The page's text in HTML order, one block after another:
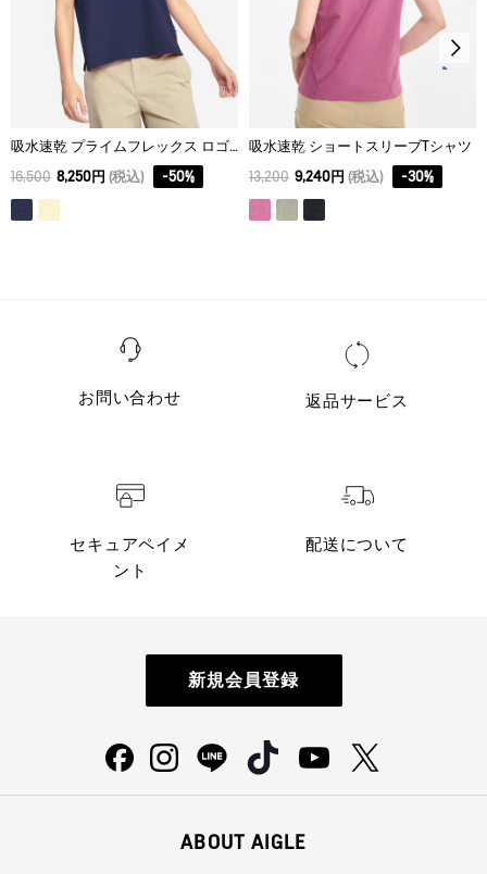
吸水速乾 プライムフレックス ロゴTシャツ RP
16,500 8,250円 (税込) -50%
吸水速乾 ショートスリーブTシャツ
13,200 9,240円 (税込) -30%
お問い合わせ 返品サービス
セキュアペイメ
ント
配送について
新規会員登録
ABOUT AIGLE